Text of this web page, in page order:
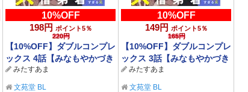
10%OFF
198円 ポイント5％
220円
【10%OFF】ダブルコンプレ
ックス 4話【みなもやかづき
『リベンジアクト』配信記念
CP 8/5まで】
みたすあま
文苑堂 BL
10%OFF
149円 ポイント5％
165円
【10%OFF】ダブルコンプレ
ックス 3話【みなもやかづき
『リベンジアクト』配信記念
CP 8/5まで】
みたすあま
文苑堂 BL